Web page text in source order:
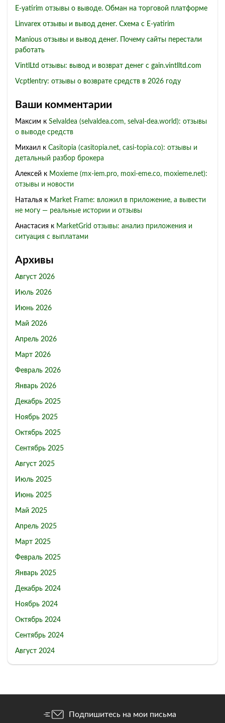
E-yatirim отзывы о выводе. Обман на торговой платформе
Linvarex отзывы и вывод денег. Схема с E-yatirim
Manious отзывы и вывод денег. Почему сайты перестали
работать
VintlLtd отзывы: вывод и возврат денег с gain.vintlltd.com
Vcptlentry: отзывы о возврате средств в 2026 году
Ваши комментарии
Максим к Selvaldea (selvaldea.com, selval-dea.world): отзывы
о выводе средств
Михаил к Casitopia (casitopia.net, casi-topia.co): отзывы и
детальный разбор брокера
Алексей к Moxieme (mx-iem.pro, moxi-eme.co, moxieme.net):
отзывы и новости
Наталья к Market Frame: вложил в приложение, а вывести
не могу — реальные истории и отзывы
Анастасия к MarketGrid отзывы: анализ приложения и
ситуация с выплатами
Архивы
Август 2026
Июль 2026
Июнь 2026
Май 2026
Апрель 2026
Март 2026
Февраль 2026
Январь 2026
Декабрь 2025
Ноябрь 2025
Октябрь 2025
Сентябрь 2025
Август 2025
Июль 2025
Июнь 2025
Май 2025
Апрель 2025
Март 2025
Февраль 2025
Январь 2025
Декабрь 2024
Ноябрь 2024
Октябрь 2024
Сентябрь 2024
Август 2024
Подпишитесь на мои письма